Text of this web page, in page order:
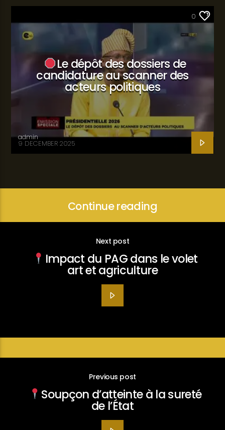
0
Le dépôt des dossiers de
candidature au scanner des
acteurs politiques
admin
9 DECEMBER 2025
Continue reading
Next post
Impact du PAG dans le volet
art et agriculture
Previous post
Soupçon d’atteinte à la sureté
de l’État